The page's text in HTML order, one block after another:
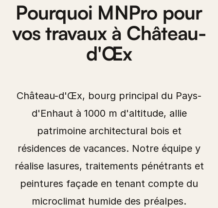
Pourquoi MNPro pour
vos travaux à Château-
d'Œx
Château-d'Œx, bourg principal du Pays-
d'Enhaut à 1000 m d'altitude, allie
patrimoine architectural bois et
résidences de vacances. Notre équipe y
réalise lasures, traitements pénétrants et
peintures façade en tenant compte du
microclimat humide des préalpes.